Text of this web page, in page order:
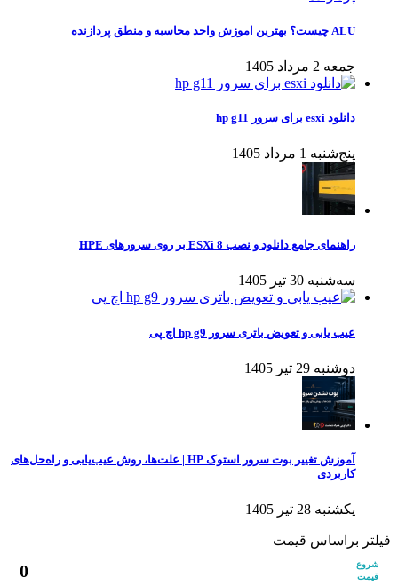
ALU چیست؟ بهترین اموزش واحد محاسبه و منطق پردازنده
جمعه 2 مرداد 1405
دانلود esxi برای سرور hp g11
پنج‌شنبه 1 مرداد 1405
راهنمای جامع دانلود و نصب ESXi 8 بر روی سرورهای HPE
سه‌شنبه 30 تیر 1405
عیب یابی و تعویض باتری سرور hp g9 اچ پی
دوشنبه 29 تیر 1405
آموزش تغییر بوت سرور استوک HP | علت‌ها، روش عیب‌یابی و راه‌حل‌های
کاربردی
یکشنبه 28 تیر 1405
فیلتر براساس قیمت
شروع
قیمت
0